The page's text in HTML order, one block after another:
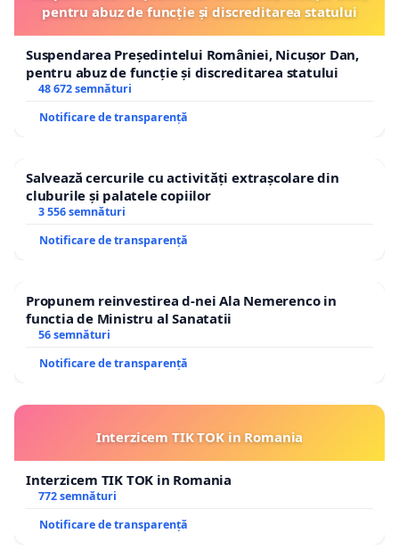
pentru abuz de funcție și discreditarea statului
Suspendarea Președintelui României, Nicușor Dan,
pentru abuz de funcție și discreditarea statului
48 672 semnături
Notificare de transparență
Salvează cercurile cu activități extrașcolare din
cluburile și palatele copiilor
3 556 semnături
Notificare de transparență
Propunem reinvestirea d-nei Ala Nemerenco in
functia de Ministru al Sanatatii
56 semnături
Notificare de transparență
Interzicem TIK TOK in Romania
Interzicem TIK TOK in Romania
772 semnături
Notificare de transparență